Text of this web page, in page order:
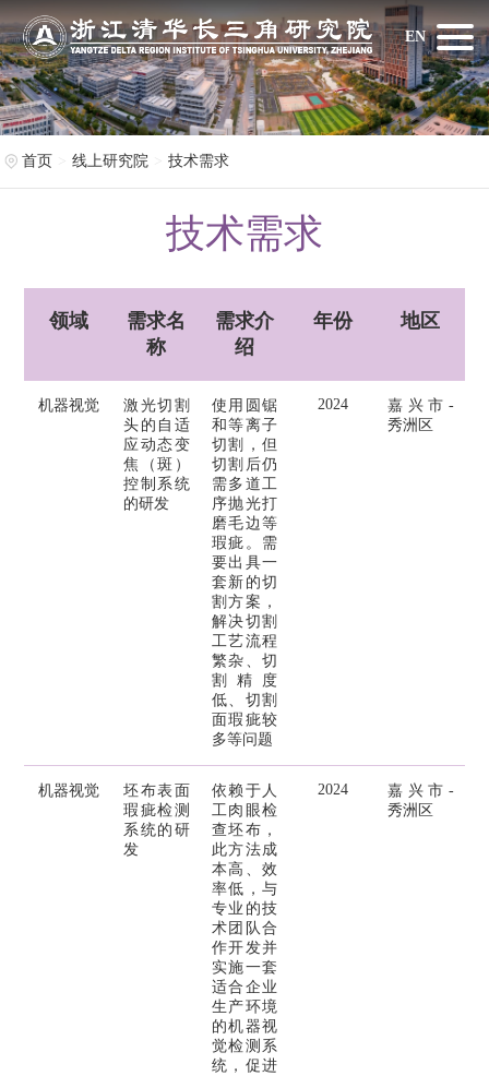
EN
首页 线上研究院 技术需求
技术需求
领域
需求名
称
需求介
绍
年份 地区
机器视觉
激光切割
头的自适
应动态变
焦（斑）
控制系统
的研发
使用圆锯
和等离子
切割，但
切割后仍
需多道工
序抛光打
磨毛边等
瑕疵。需
要出具一
套新的切
割方案，
解决切割
工艺流程
繁杂、切
割精度
低、切割
面瑕疵较
多等问题
2024
嘉兴市-
秀洲区
机器视觉
坯布表面
瑕疵检测
系统的研
发
依赖于人
工肉眼检
查坯布，
此方法成
本高、效
率低，与
专业的技
术团队合
作开发并
实施一套
适合企业
生产环境
的机器视
觉检测系
统，促进
2024
嘉兴市-
秀洲区